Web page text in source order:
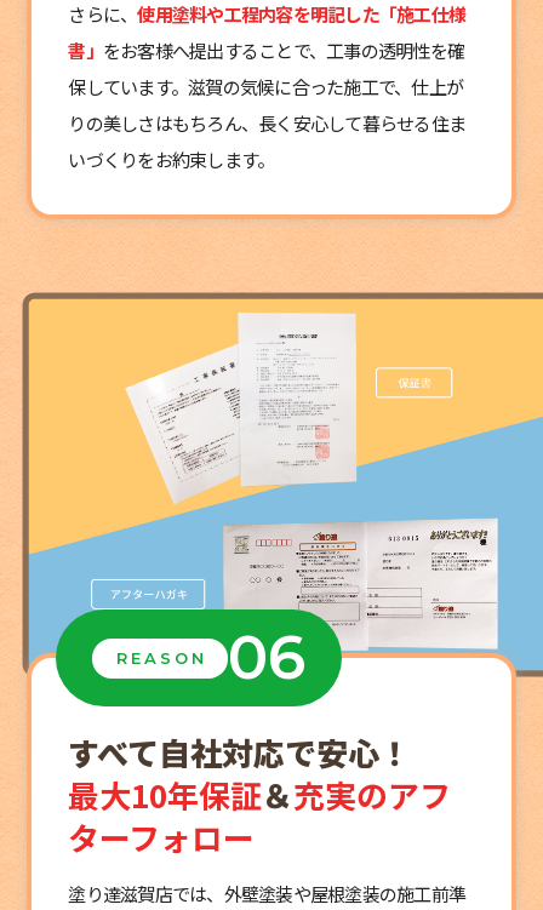
さらに、使用塗料や工程内容を明記した「施工仕様
書」 をお客様へ提出することで、工事の透明性を確
保しています。滋賀の気候に合った施工で、仕上が
りの美しさはもちろん、長く安心して暮らせる住ま
いづくりをお約束します。
REASON 06
すべて自社対応で安心！
最大10年保証＆充実のアフ
ターフォロー
塗り達滋賀店では、外壁塗装や屋根塗装の施工前準